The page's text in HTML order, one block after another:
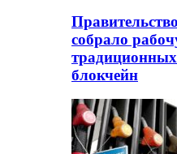
собрало
блокчейн